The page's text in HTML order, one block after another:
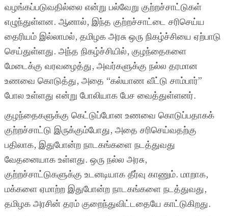
வழங்கப்படுவதில்லை என்று பல்வேறு குற்றச்சாட்டுகள்
எழுந்துள்ளன. ஆனால், இந்த குற்றச்சாட்டை சரிசெய்ய
தைரியம் இல்லாமல், தமிழக அரசு ஒரு நிகழ்ச்சியை ஏற்பாடு
செய்துள்ளது. அந்த நிகழ்ச்சியில், குழந்தைகளை
மேடைக்கு வரவழைத்து, அவர்களுக்கு நல்ல தரமான
உணவை கொடுத்து, அதை “கல்யாண வீட்டு சாம்பார்”
போல உள்ளது என்று போலியாக பேச வைத்துள்ளனர்.
குழந்தைகளுக்கு கெட்டுப்போன உணவை கொடுப்பதாகக்
குற்றச்சாட்டு இருக்கும்போது, அதை சரிசெய்வதற்கு
பதிலாக, இதுபோன்ற நாடகங்களை நடத்துவது
வேதனையாக உள்ளது. ஒரு நல்ல அரசு,
குற்றச்சாட்டுகளுக்கு உடனடியாக தீர்வு காணும். மாறாக,
மக்களை ஏமாற்ற இதுபோன்ற நாடகங்களை நடத்துவது,
தமிழக அரசின் தரம் குறைந்துவிட்டதையே காட்டுகிறது.